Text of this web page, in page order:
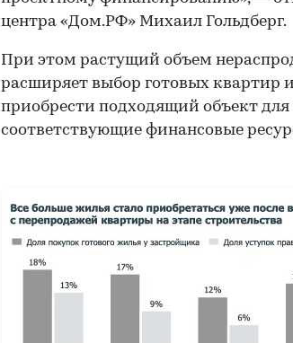
центра «Дом.РФ» Михаил Гольдберг.
При этом растущий объем
расширяет выбор готовых квартир
приобрести подходящий объект для
соответствующие финансовые